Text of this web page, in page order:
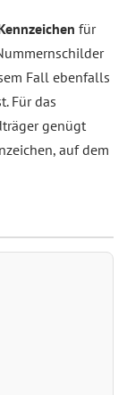
für
Fall ebenfalls
Für das
genügt
auf dem